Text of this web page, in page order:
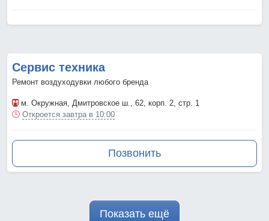
Сервис техника
Ремонт воздуходувки любого бренда
м. Окружная, Дмитровское ш., 62, корп. 2, стр. 1
Откроется завтра в 10:00
Позвонить
Показать ещё